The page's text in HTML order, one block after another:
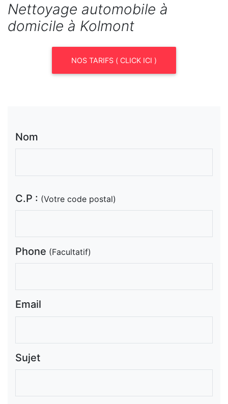
Nettoyage automobile à
domicile à Kolmont
NOS TARIFS ( CLICK ICI )
Nom
C.P : (Votre code postal)
Phone (Facultatif)
Email
Sujet